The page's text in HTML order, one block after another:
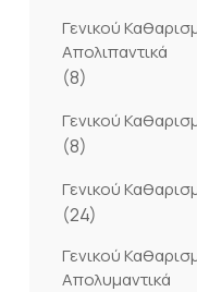
Γενικού
Απολιπαντικά
(8)
Γενικού
(8)
Γενικού
(24)
Γενικού
Απολυμαντικά